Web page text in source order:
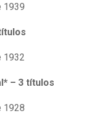
1939
1932
– 3 títulos
1928